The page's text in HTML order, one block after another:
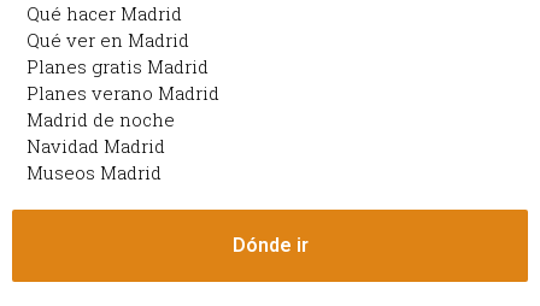
Qué hacer Madrid
Qué ver en Madrid
Planes gratis Madrid
Planes verano Madrid
Madrid de noche
Navidad Madrid
Museos Madrid
Dónde ir